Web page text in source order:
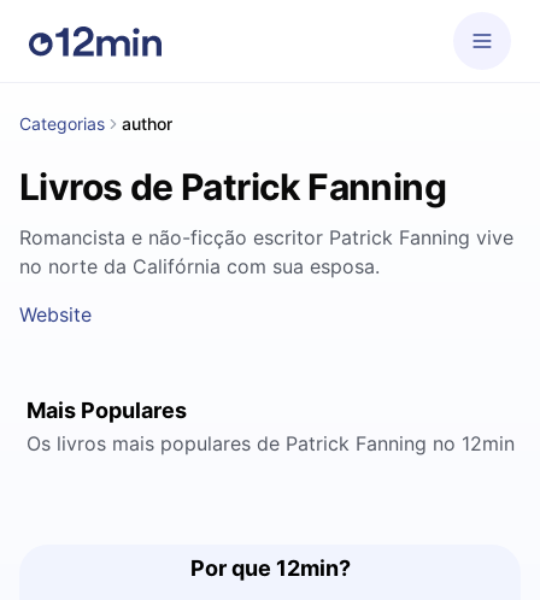
Categorias author
Livros de Patrick Fanning
Romancista e não-ficção escritor Patrick Fanning vive
no norte da Califórnia com sua esposa.
Website
Mais Populares
Os livros mais populares de Patrick Fanning no 12min
Por que 12min?